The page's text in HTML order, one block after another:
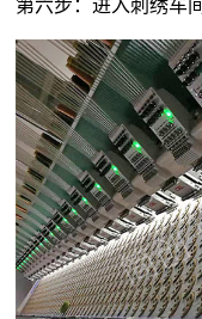
第六步：进入刺绣车